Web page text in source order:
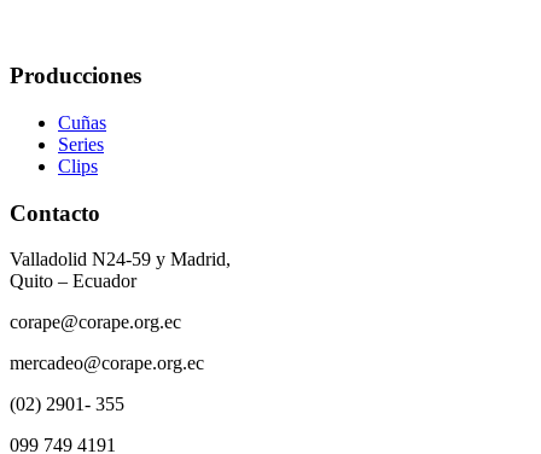
Producciones
Cuñas
Series
Clips
Contacto
Valladolid N24-59 y Madrid,
Quito – Ecuador
corape@corape.org.ec
mercadeo@corape.org.ec
(02) 2901- 355
099 749 4191